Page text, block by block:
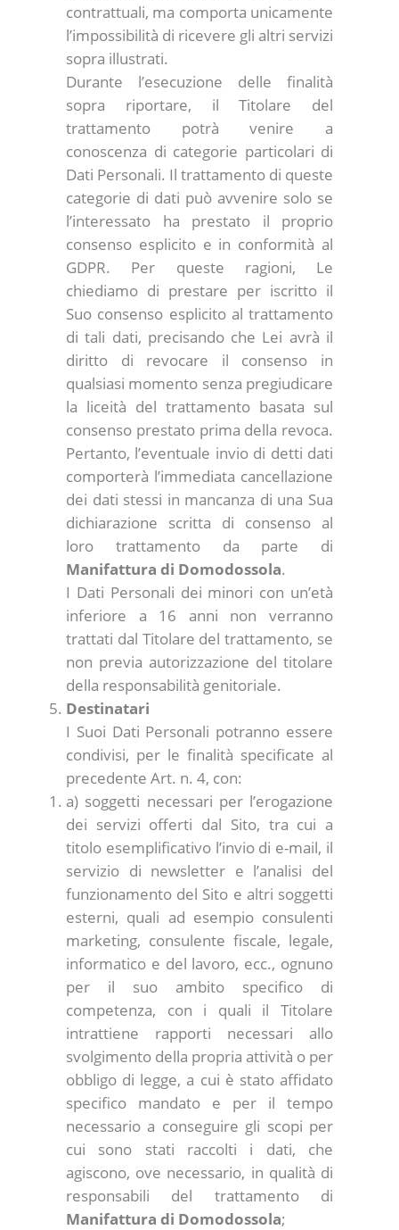
contrattuali, ma comporta unicamente
l’impossibilità di ricevere gli altri servizi
sopra illustrati.
Durante l’esecuzione delle finalità
sopra riportare, il Titolare del
trattamento potrà venire a
conoscenza di categorie particolari di
Dati Personali. Il trattamento di queste
categorie di dati può avvenire solo se
l’interessato ha prestato il proprio
consenso esplicito e in conformità al
GDPR. Per queste ragioni, Le
chiediamo di prestare per iscritto il
Suo consenso esplicito al trattamento
di tali dati, precisando che Lei avrà il
diritto di revocare il consenso in
qualsiasi momento senza pregiudicare
la liceità del trattamento basata sul
consenso prestato prima della revoca.
Pertanto, l’eventuale invio di detti dati
comporterà l’immediata cancellazione
dei dati stessi in mancanza di una Sua
dichiarazione scritta di consenso al
loro trattamento da parte di
Manifattura di Domodossola.
I Dati Personali dei minori con un’età
inferiore a 16 anni non verranno
trattati dal Titolare del trattamento, se
non previa autorizzazione del titolare
della responsabilità genitoriale.
Destinatari
I Suoi Dati Personali potranno essere
condivisi, per le finalità specificate al
precedente Art. n. 4, con:
a) soggetti necessari per l’erogazione
dei servizi offerti dal Sito, tra cui a
titolo esemplificativo l’invio di e-mail, il
servizio di newsletter e l’analisi del
funzionamento del Sito e altri soggetti
esterni, quali ad esempio consulenti
marketing, consulente fiscale, legale,
informatico e del lavoro, ecc., ognuno
per il suo ambito specifico di
competenza, con i quali il Titolare
intrattiene rapporti necessari allo
svolgimento della propria attività o per
obbligo di legge, a cui è stato affidato
specifico mandato e per il tempo
necessario a conseguire gli scopi per
cui sono stati raccolti i dati, che
agiscono, ove necessario, in qualità di
responsabili del trattamento di
Manifattura di Domodossola;